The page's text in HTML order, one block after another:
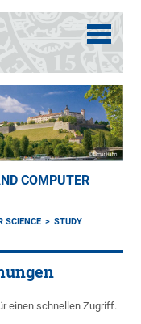
COMPUTER
SCIENCE
STUDY
einen schnellen Zugriff.